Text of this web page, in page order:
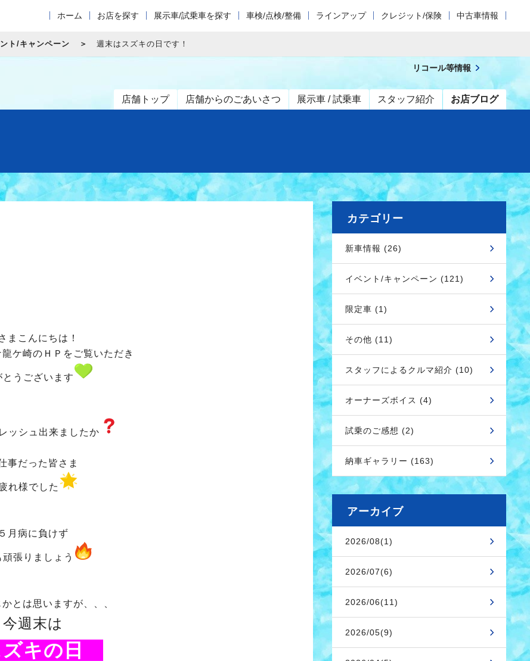
ホーム お店を探す 展示車/試乗車を探す 車検/点検/整備 ラインアップ クレジット/保険 中古車情報
ト/キャンペーン 週末はスズキの日です！
店舗トップ 店舗からのごあいさつ 展示車 / 試乗車 スタッフ紹介 お店ブログ
リコール等情報
まこんにちは！
ケ崎のＨＰをご覧いただき
とうございます
ッシュ出来ましたか
事だった皆さま
れ様でした
５月病に負けず
張りましょう
とは思いますが、、、
今週末は
キの日
カテゴリー
新車情報 (26)
イベント/キャンペーン (121)
限定車 (1)
その他 (11)
スタッフによるクルマ紹介 (10)
オーナーズボイス (4)
試乗のご感想 (2)
納車ギャラリー (163)
アーカイブ
2026/08(1)
2026/07(6)
2026/06(11)
2026/05(9)